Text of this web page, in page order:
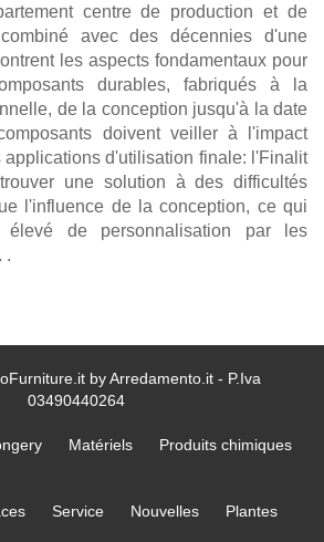
centre de production et de
avec des décennies d'une
les aspects fondamentaux pour
durables, fabriqués à la
de la conception jusqu'à la date
doivent veiller à l'impact
d'utilisation finale: l'Finalit
une solution à des difficultés
l'influence de la conception, ce qui
de personnalisation par les
.
by Arredamento.it - P.Iva
03490440264
Matériels Produits chimiques
Service Nouvelles Plantes